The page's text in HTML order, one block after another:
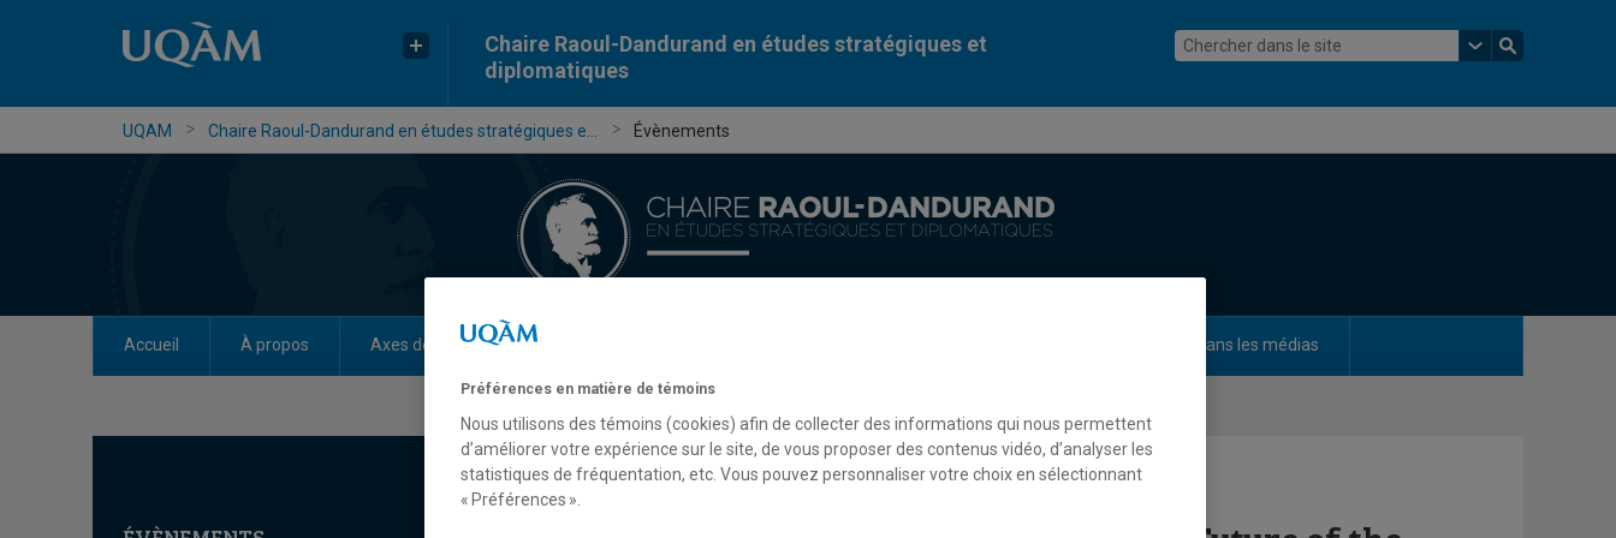
Chaire Raoul-Dandurand en études stratégiques et
diplomatiques
UQAM Chaire Raoul-Dandurand en études stratégiques e... Évènements
Accueil À propos Axes de recherche Dans les médias
Préférences en matière de témoins
Nous utilisons des témoins (cookies) afin de collecter des informations qui nous permettent
d’améliorer votre expérience sur le site, de vous proposer des contenus vidéo, d’analyser les
statistiques de fréquentation, etc. Vous pouvez personnaliser votre choix en sélectionnant
« Préférences ».